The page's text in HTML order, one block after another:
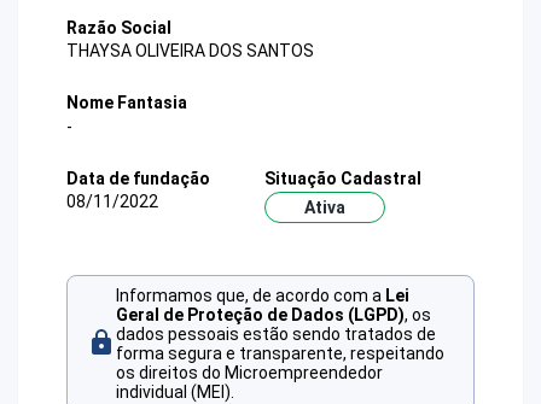
Razão Social
THAYSA OLIVEIRA DOS SANTOS
Nome Fantasia
-
Data de fundação
08/11/2022
Situação Cadastral
Ativa
Informamos que, de acordo com a Lei
Geral de Proteção de Dados (LGPD), os
dados pessoais estão sendo tratados de
forma segura e transparente, respeitando
os direitos do Microempreendedor
individual (MEI).